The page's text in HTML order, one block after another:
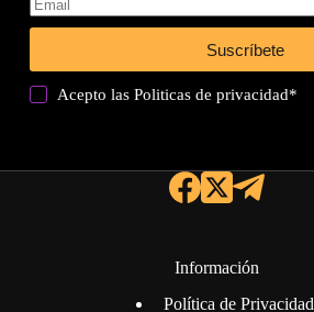
Suscríbete
Acepto lasPoliticas de privacidad*
Información
Política de Privacidad